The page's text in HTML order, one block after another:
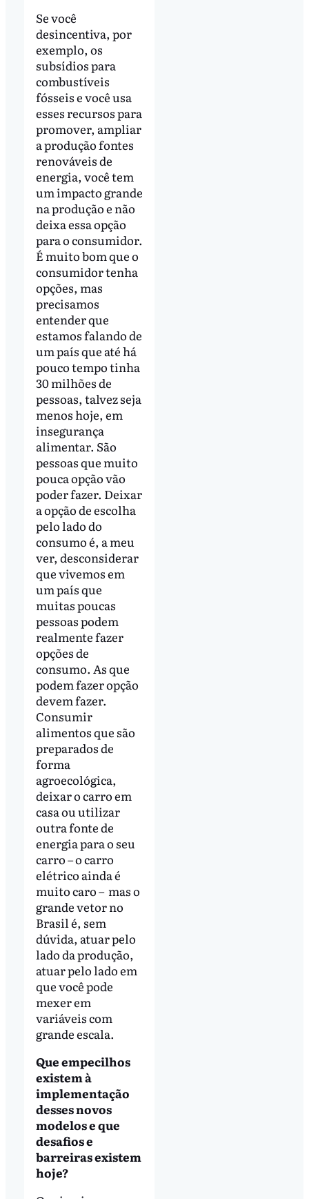
Se você
desincentiva, por
exemplo, os
subsídios para
combustíveis
fósseis e você usa
esses recursos para
promover, ampliar
a produção fontes
renováveis de
energia, você tem
um impacto grande
na produção e não
deixa essa opção
para o consumidor.
É muito bom que o
consumidor tenha
opções, mas
precisamos
entender que
estamos falando de
um país que até há
pouco tempo tinha
30 milhões de
pessoas, talvez seja
menos hoje, em
insegurança
alimentar. São
pessoas que muito
pouca opção vão
poder fazer. Deixar
a opção de escolha
pelo lado do
consumo é, a meu
ver, desconsiderar
que vivemos em
um país que
muitas poucas
pessoas podem
realmente fazer
opções de
consumo. As que
podem fazer opção
devem fazer.
Consumir
alimentos que são
preparados de
forma
agroecológica,
deixar o carro em
casa ou utilizar
outra fonte de
energia para o seu
carro – o carro
elétrico ainda é
muito caro – mas o
grande vetor no
Brasil é, sem
dúvida, atuar pelo
lado da produção,
atuar pelo lado em
que você pode
mexer em
variáveis com
grande escala.
Que empecilhos
existem à
implementação
desses novos
modelos e que
desafios e
barreiras existem
hoje?